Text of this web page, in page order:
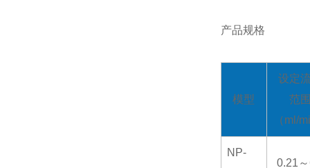
产品规格
模型
设定
范
（ml/
NP-
0.21